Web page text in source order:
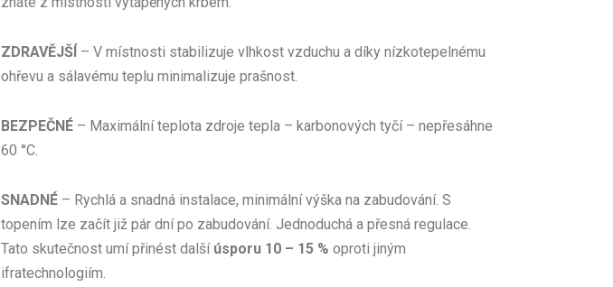
ZDRAVĚJŠÍ – V místnosti stabilizuje vlhkost vzduchu a díky nízkotepelnému
ohřevu a sálavému teplu minimalizuje prašnost.
BEZPEČNÉ – Maximální teplota zdroje tepla – karbonových tyčí – nepřesáhne
60 °C.
SNADNÉ – Rychlá a snadná instalace, minimální výška na zabudování. S
topením lze začít již pár dní po zabudování. Jednoduchá a přesná regulace.
Tato skutečnost umí přinést další úsporu 10 – 15 % oproti jiným
ifratechnologiím.